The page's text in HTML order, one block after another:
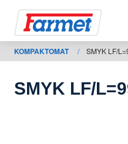
Tilbage
til web
Farmet
KOMPAKTOMAT / SMYK LF/
SMYK LF/